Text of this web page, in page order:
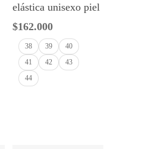
elástica unisexo piel
$162.000
38 39
40
41
42
43
44